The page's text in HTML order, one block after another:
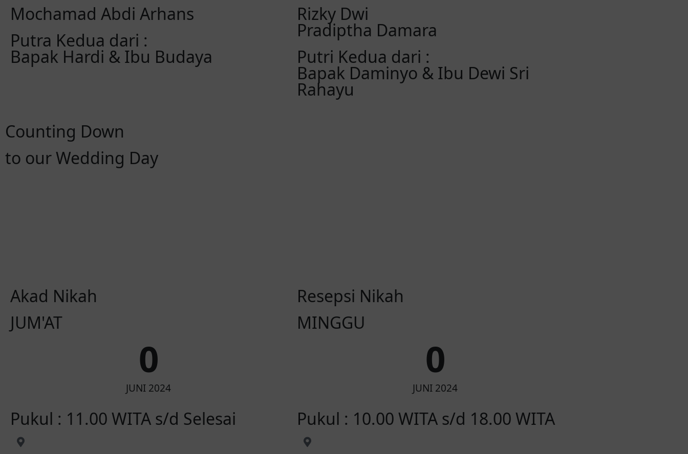
Mochamad Abdi Arhans
Putra Kedua dari :
Bapak Hardi & Ibu Budaya
Rizky Dwi
Pradiptha Damara
Putri Kedua dari :
Bapak Daminyo & Ibu Dewi Sri
Rahayu
Counting Down
to our Wedding Day
Akad Nikah
JUM'AT
JUNI 2024
0
Pukul : 11.00 WITA s/d Selesai
Resepsi Nikah
MINGGU
JUNI 2024
0
Pukul : 10.00 WITA s/d 18.00 WITA